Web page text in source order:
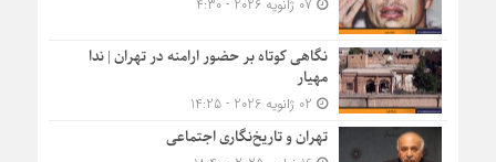
نگاهی کوتاه بر حضور ارامنه در تهران | ندا
مهیار
تهران و تاریخ‌نگاری اجتماعی